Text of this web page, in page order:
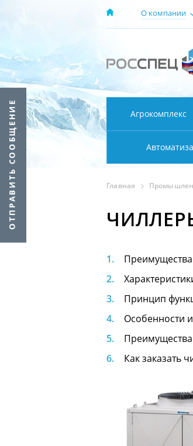
О компании
Агрокомплекс
Главная
Принцип
Особенности
Как заказать